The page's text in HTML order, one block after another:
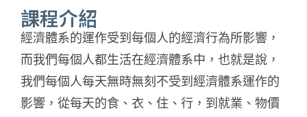
課程介紹
經濟體系的運作受到每個人的經濟行為所影響，
而我們每個人都生活在經濟體系中，也就是說，
我們每個人每天無時無刻不受到經濟體系運作的
影響，從每天的食、衣、住、行，到就業、物價